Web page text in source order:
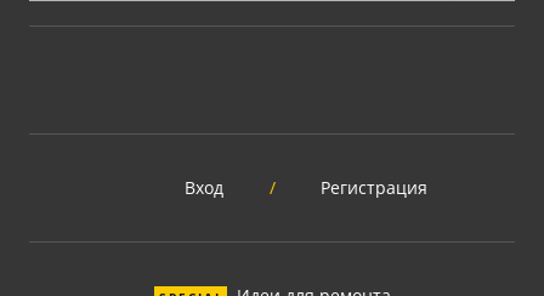
Вход / Регистрация